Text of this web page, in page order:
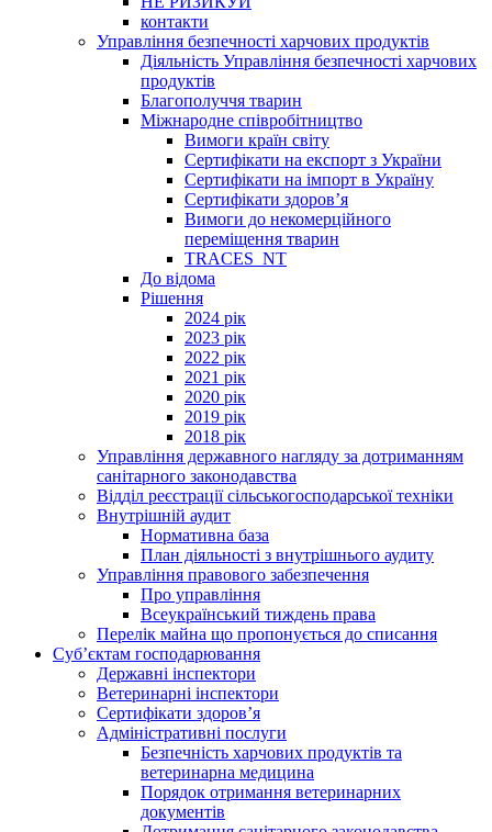
контакти
Управління безпечності харчових продуктів
Діяльність Управління безпечності харчових
продуктів
Благополуччя тварин
Міжнародне співробітництво
Вимоги країн світу
Сертифікати на експорт з України
Сертифікати на імпорт в Україну
Сертифікати здоров’я
Вимоги до некомерційного
переміщення тварин
TRACES_NT
До відома
Рішення
2024 рік
2023 рік
2022 рік
2021 рік
2020 рік
2019 рік
2018 рік
Управління державного нагляду за дотриманням
санітарного законодавства
Відділ реєстрації сільськогосподарської техніки
Внутрішній аудит
Нормативна база
План діяльності з внутрішнього аудиту
Управління правового забезпечення
Про управління
Всеукраїнський тиждень права
Перелік майна що пропонується до списання
Суб’єктам господарювання
Державні інспектори
Ветеринарні інспектори
Сертифікати здоров’я
Адміністративні послуги
Безпечність харчових продуктів та
ветеринарна медицина
Порядок отримання ветеринарних
документів